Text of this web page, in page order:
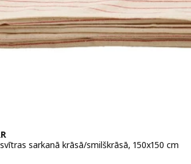
sarkanā krāsā/smilškrāsā, 150x150 cm